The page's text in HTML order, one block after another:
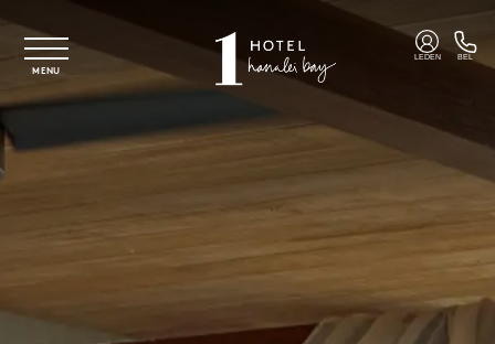
MENU
LEDEN BEL